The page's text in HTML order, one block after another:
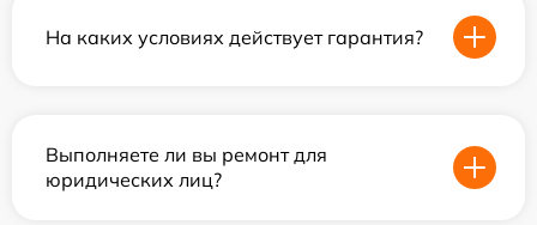
На каких условиях действует гарантия?
Выполняете ли вы ремонт для
юридических лиц?